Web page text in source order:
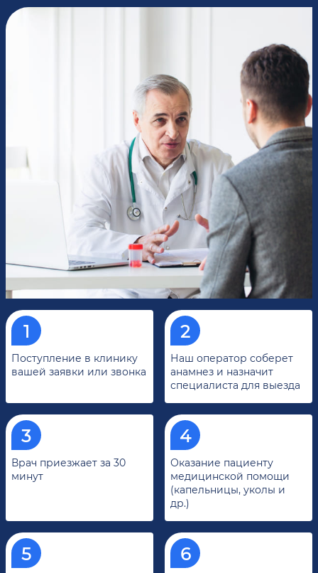
Поступление в клинику
вашей заявки или звонка
Наш оператор соберет
анамнез и назначит
специалиста для выезда
Врач приезжает за 30
минут
Оказание пациенту
медицинской помощи
(капельницы, уколы и
др.)